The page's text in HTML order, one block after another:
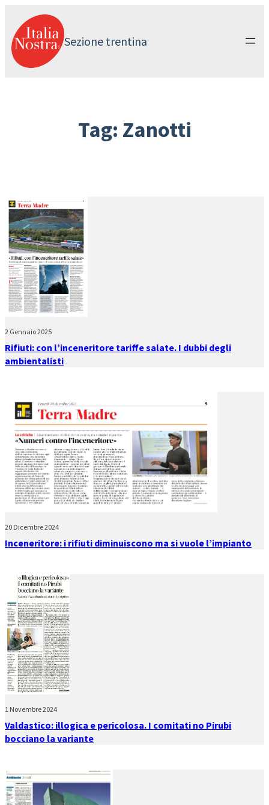
contenuto
Sezione trentina
Tag: Zanotti
2 Gennaio 2025
Rifiuti: con l’inceneritore tariffe salate. I dubbi degli
ambientalisti
20 Dicembre 2024
Inceneritore: i rifiuti diminuiscono ma si vuole l’impianto
1 Novembre 2024
Valdastico: illogica e pericolosa. I comitati no Pirubi
bocciano la variante